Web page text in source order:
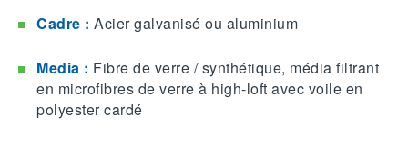
Cadre : Acier galvanisé ou aluminium
Media : Fibre de verre / synthétique, média filtrant
en microfibres de verre à high-loft avec voile en
polyester cardé